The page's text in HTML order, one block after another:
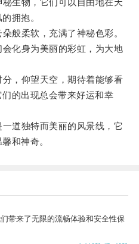
生物，它们可以自由地在天
拥抱。
柔软，充满了神秘色彩。
化身为美丽的彩虹，为大地
，仰望天空，期待着能够看
的出现总会带来好运和幸
道独特而美丽的风景线，它
和神奇。
带来了无限的流畅体验和安全性保